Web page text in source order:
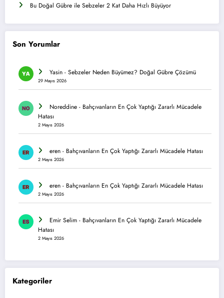
Bu Doğal Gübre ile Sebzeler 2 Kat Daha Hızlı Büyüyor
Son Yorumlar
Yasin - Sebzeler Neden Büyümez? Doğal Gübre Çözümü
29 Mayıs 2026
Noreddine - Bahçıvanların En Çok Yaptığı Zararlı Mücadele
Hatası
2 Mayıs 2026
eren - Bahçıvanların En Çok Yaptığı Zararlı Mücadele Hatası
2 Mayıs 2026
eren - Bahçıvanların En Çok Yaptığı Zararlı Mücadele Hatası
2 Mayıs 2026
Emir Selim - Bahçıvanların En Çok Yaptığı Zararlı Mücadele
Hatası
2 Mayıs 2026
Kategoriler